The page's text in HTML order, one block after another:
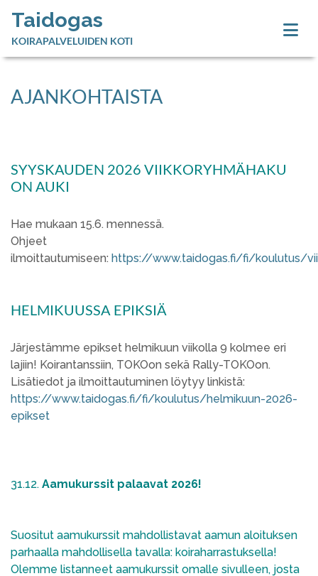
Taidogas
KOIRAPALVELUIDEN KOTI
AJANKOHTAISTA
SYYSKAUDEN 2026 VIIKKORYHMÄHAKU
ON AUKI
Hae mukaan 15.6. mennessä.
Ohjeet
ilmoittautumiseen: https://www.taidogas.fi/fi/koulutus/
HELMIKUUSSA EPIKSIÄ
Järjestämme epikset helmikuun viikolla 9 kolmee eri
lajiin! Koirantanssiin, TOKOon sekä Rally-TOKOon.
Lisätiedot ja ilmoittautuminen löytyy linkistä:
https://www.taidogas.fi/fi/koulutus/helmikuun-2026-
epikset
31.12. Aamukurssit palaavat 2026!
Suositut aamukurssit mahdollistavat aamun aloituksen
parhaalla mahdollisella tavalla: koiraharrastuksella!
Olemme listanneet aamukurssit omalle sivulleen, josta